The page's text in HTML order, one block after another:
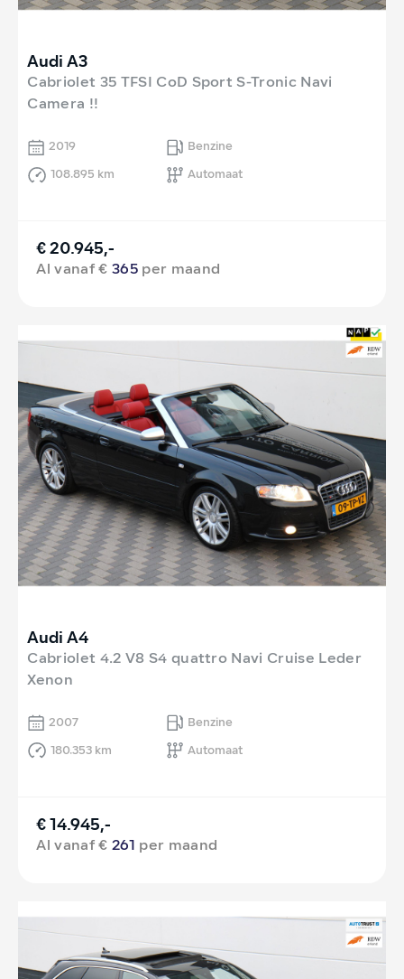
Audi A3
Cabriolet 35 TFSI CoD Sport S-Tronic Navi
Camera !!
2019
Benzine
108.895 km
Automaat
€ 20.945,-
Al vanaf €365 per maand
Audi A4
Cabriolet 4.2 V8 S4 quattro Navi Cruise Leder
Xenon
2007
Benzine
180.353 km
Automaat
€ 14.945,-
Al vanaf €261 per maand